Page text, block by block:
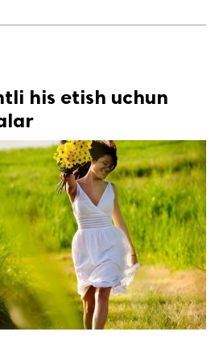
his etish uchun